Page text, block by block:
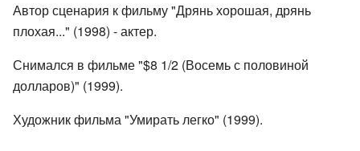
Автор сценария к фильму "Дрянь хорошая, дрянь
плохая..." (1998) - актер.
Снимался в фильме "$8 1/2 (Восемь с половиной
долларов)" (1999).
Художник фильма "Умирать легко" (1999).